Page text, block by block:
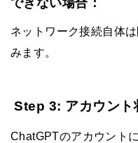
できない場合：
ネットワーク接続自体
みます。
Step 3: アカウント
ChatGPTのアカウント